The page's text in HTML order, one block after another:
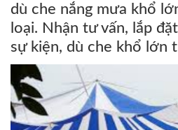
dù che nắng mưa khổ
loại. Nhận tư vấn, lắp
sự kiện, dù che khổ lớn